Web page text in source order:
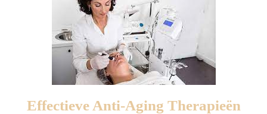
Effectieve Anti-Aging Therapieën